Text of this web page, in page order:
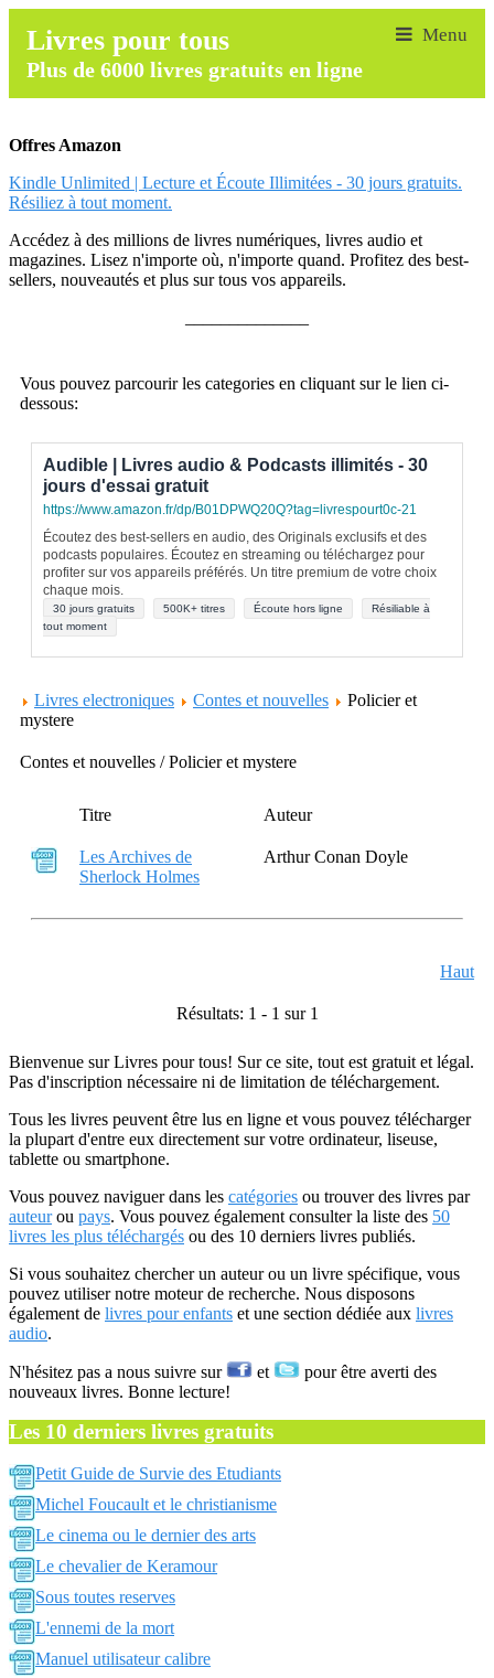
Livres pour tous
Plus de 6000 livres gratuits en ligne
Offres Amazon
Kindle Unlimited | Lecture et Écoute Illimitées - 30 jours gratuits.
Résiliez à tout moment.
Accédez à des millions de livres numériques, livres audio et
magazines. Lisez n'importe où, n'importe quand. Profitez des best-
sellers, nouveautés et plus sur tous vos appareils.
Vous pouvez parcourir les categories en cliquant sur le lien ci-
dessous:
Audible | Livres audio & Podcasts illimités - 30
jours d'essai gratuit
https://www.amazon.fr/dp/B01DPWQ20Q?tag=livrespourt0c-21
Écoutez des best-sellers en audio, des Originals exclusifs et des
podcasts populaires. Écoutez en streaming ou téléchargez pour
profiter sur vos appareils préférés. Un titre premium de votre choix
chaque mois.
30 jours gratuits 500K+ titres Écoute hors ligne
Résiliable à
tout moment
Livres electroniques Contes et nouvelles
Policier et
mystere
Contes et nouvelles / Policier et mystere
Titre Auteur
Les Archives de
Sherlock Holmes
Arthur Conan Doyle
Haut
Résultats: 1 - 1 sur 1
Bienvenue sur Livres pour tous! Sur ce site, tout est gratuit et légal.
Pas d'inscription nécessaire ni de limitation de téléchargement.
Tous les livres peuvent être lus en ligne et vous pouvez télécharger
la plupart d'entre eux directement sur votre ordinateur, liseuse,
tablette ou smartphone.
Vous pouvez naviguer dans les catégories ou trouver des livres par
auteurou pays. Vous pouvez également consulter la liste des 50
livres les plus téléchargés ou des 10 derniers livres publiés.
Si vous souhaitez chercher un auteur ou un livre spécifique, vous
pouvez utiliser notre moteur de recherche. Nous disposons
également de livres pour enfants et une section dédiée aux livres
audio.
N'hésitez pas a nous suivre sur et
pour être averti des
nouveaux livres. Bonne lecture!
Les 10 derniers livres gratuits
Petit Guide de Survie des Etudiants
Michel Foucault et le christianisme
Le cinema ou le dernier des arts
Le chevalier de Keramour
Sous toutes reserves
L'ennemi de la mort
Manuel utilisateur calibre